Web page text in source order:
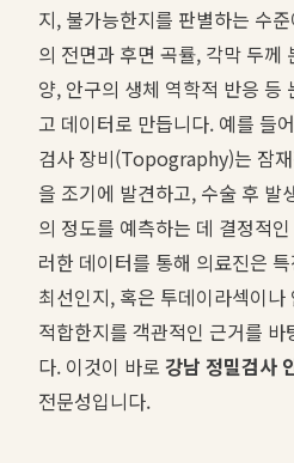
지, 불가능한지를 판별하는 수
의 전면과 후면 곡률, 각막 두께
양, 안구의 생체 역학적 반응 등
고 데이터로 만듭니다. 예를 들
검사 장비(Topography)는 잠
을 조기에 발견하고, 수술 후 발
의 정도를 예측하는 데 결정적
러한 데이터를 통해 의료진은
최선인지, 혹은 투데이라섹이
적합한지를 객관적인 근거를
다. 이것이 바로 강남 정밀검사
전문성입니다.